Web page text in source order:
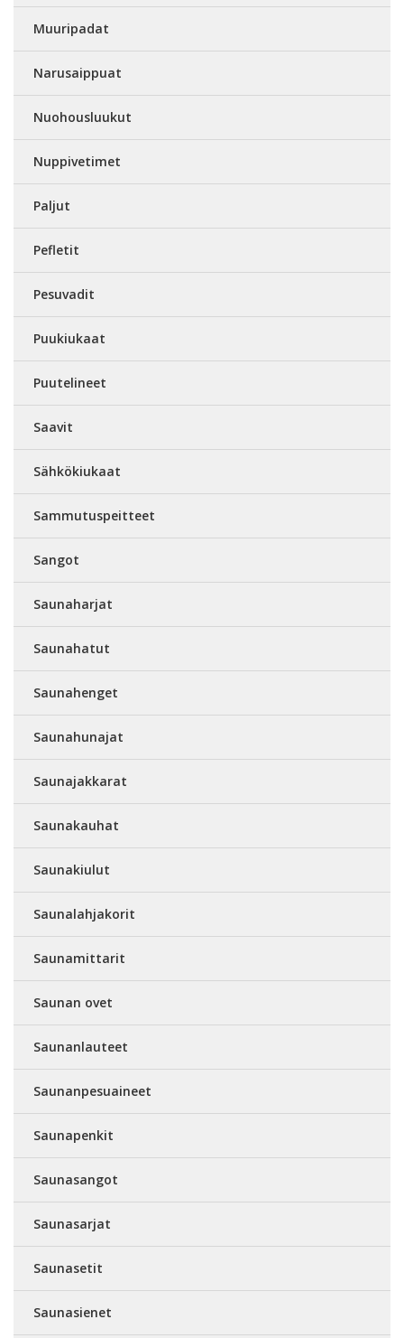
Muuripadat
Narusaippuat
Nuohousluukut
Nuppivetimet
Paljut
Pefletit
Pesuvadit
Puukiukaat
Puutelineet
Saavit
Sähkökiukaat
Sammutuspeitteet
Sangot
Saunaharjat
Saunahatut
Saunahenget
Saunahunajat
Saunajakkarat
Saunakauhat
Saunakiulut
Saunalahjakorit
Saunamittarit
Saunan ovet
Saunanlauteet
Saunanpesuaineet
Saunapenkit
Saunasangot
Saunasarjat
Saunasetit
Saunasienet